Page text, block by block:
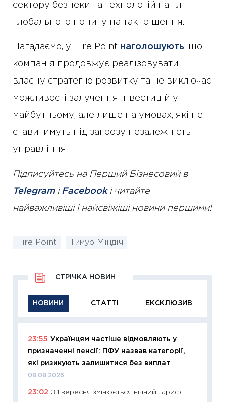
сектору безпеки та технологій на тлі
глобального попиту на такі рішення.
Нагадаємо, у Fire Point наголошують, що
компанія продовжує реалізовувати
власну стратегію розвитку та не виключає
можливості залучення інвестицій у
майбутньому, але лише на умовах, які не
ставитимуть під загрозу незалежність
управління.
Підписуйтесь на Перший Бізнесовий в
Telegramі Facebookі читайте
найважливіші і найсвіжіші новини першими!
Fire Point Тимур Міндіч
НОВИНИ СТАТТІ ЕКСКЛЮЗИВ
СТРІЧКА НОВИН
23:55 Українцям частіше відмовляють у
призначенні пенсії: ПФУ назвав категорії,
які ризикують залишитися без виплат
08.08.2026
23:02 З 1 вересня змінюється нічний тариф: